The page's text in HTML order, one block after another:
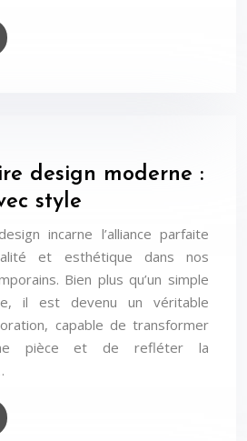
design moderne :
style
incarne l’alliance parfaite
et esthétique dans nos
Bien plus qu’un simple
il est devenu un véritable
capable de transformer
pièce et de refléter la